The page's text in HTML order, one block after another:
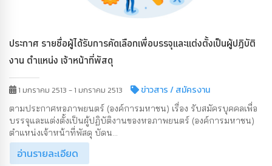
ประกาศ รายชื่อผู้ได้รับการคัดเลือกเพื่อบรรจุและแต่งตั้งเป็นผู้ปฏิบัติ
งาน ตำแหน่ง เจ้าหน้าที่พัสดุ
1 มกราคม 2513 - 1 มกราคม 2513 ข่าวสาร/ สมัครงาน
ตามประกาศหอภาพยนตร์ (องค์การมหาชน) เรื่อง รับสมัครบุคคลเพื่อ
บรรจุและแต่งตั้งเป็นผู้ปฏิบัติงานของหอภาพยนตร์ (องค์การมหาชน)
ตำแหน่งเจ้าหน้าที่พัสดุ บัดน...
อ่านรายละเอียด